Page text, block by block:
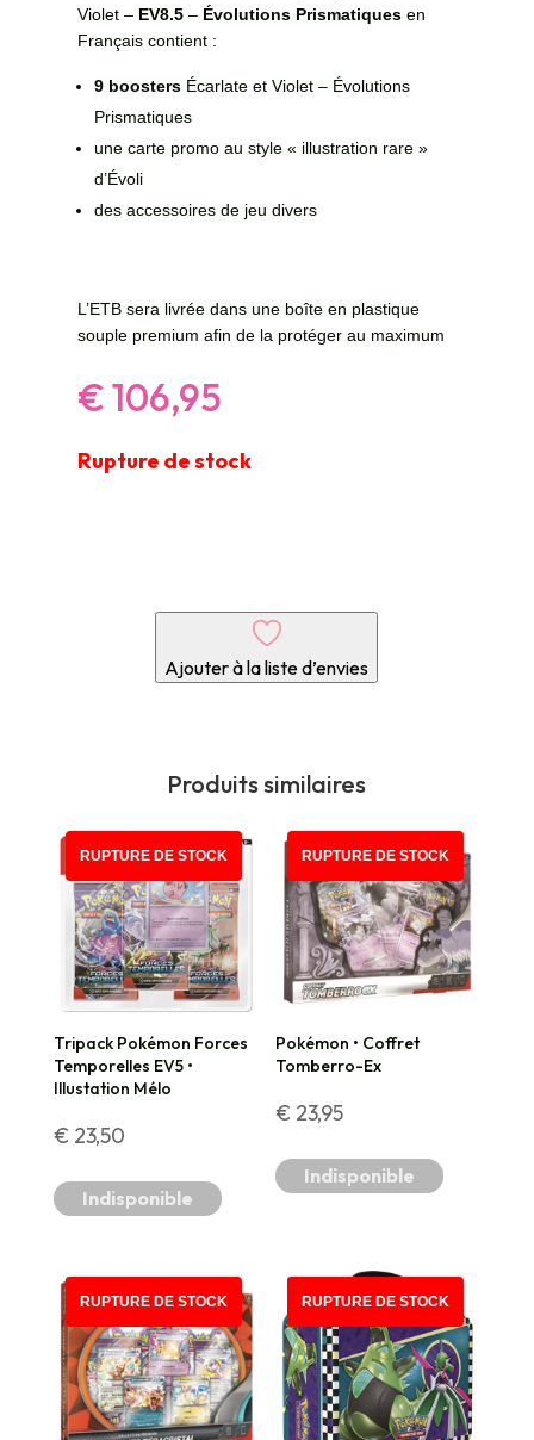
Violet – EV8.5– Évolutions Prismatiques en
Français contient :
9 boostersÉcarlate et Violet – Évolutions
Prismatiques
une carte promo au style « illustration rare »
d’Évoli
des accessoires de jeu divers
L’ETB sera livrée dans une boîte en plastique
souple premium afin de la protéger au maximum
€106,95
Rupture de stock
Ajouter à la liste d’envies
Produits similaires
RUPTURE DE STOCK
Tripack Pokémon Forces
Temporelles EV5 •
Illustation Mélo
€ 23,50
Indisponible
RUPTURE DE STOCK
Pokémon • Coffret
Tomberro-Ex
€ 23,95
Indisponible
PROMO !
RUPTURE DE STOCK PROMO !
RUPTURE DE STOCK